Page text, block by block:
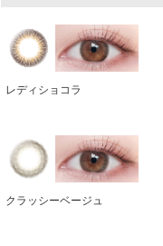
レディショコラ
クラッシーベージュ